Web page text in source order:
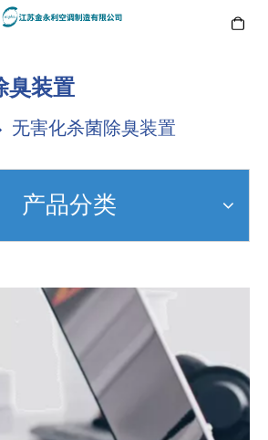
臭装置
无害化杀菌除臭装置
产品分类